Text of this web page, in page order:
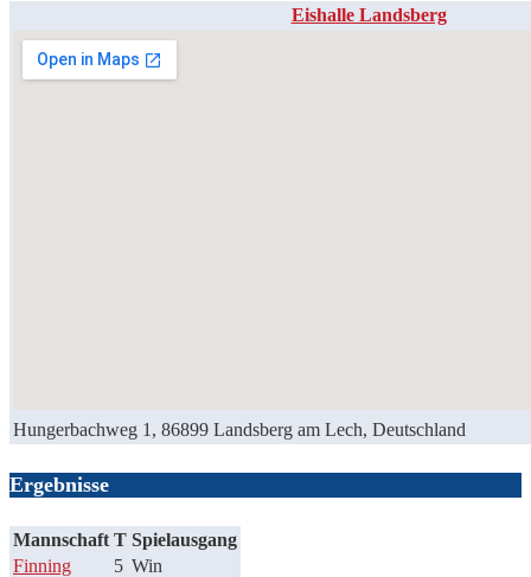
Eishalle Landsberg
Hungerbachweg 1, 86899 Landsberg am Lech, Deutschland
Ergebnisse
Mannschaft T Spielausgang
Finning
5 Win